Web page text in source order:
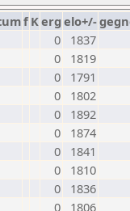
f Kerg elo+/-
0
1837
0
1819
0
1791
0
1802
0
1892
0
1874
0
1841
0
1810
0
1836
0
1806